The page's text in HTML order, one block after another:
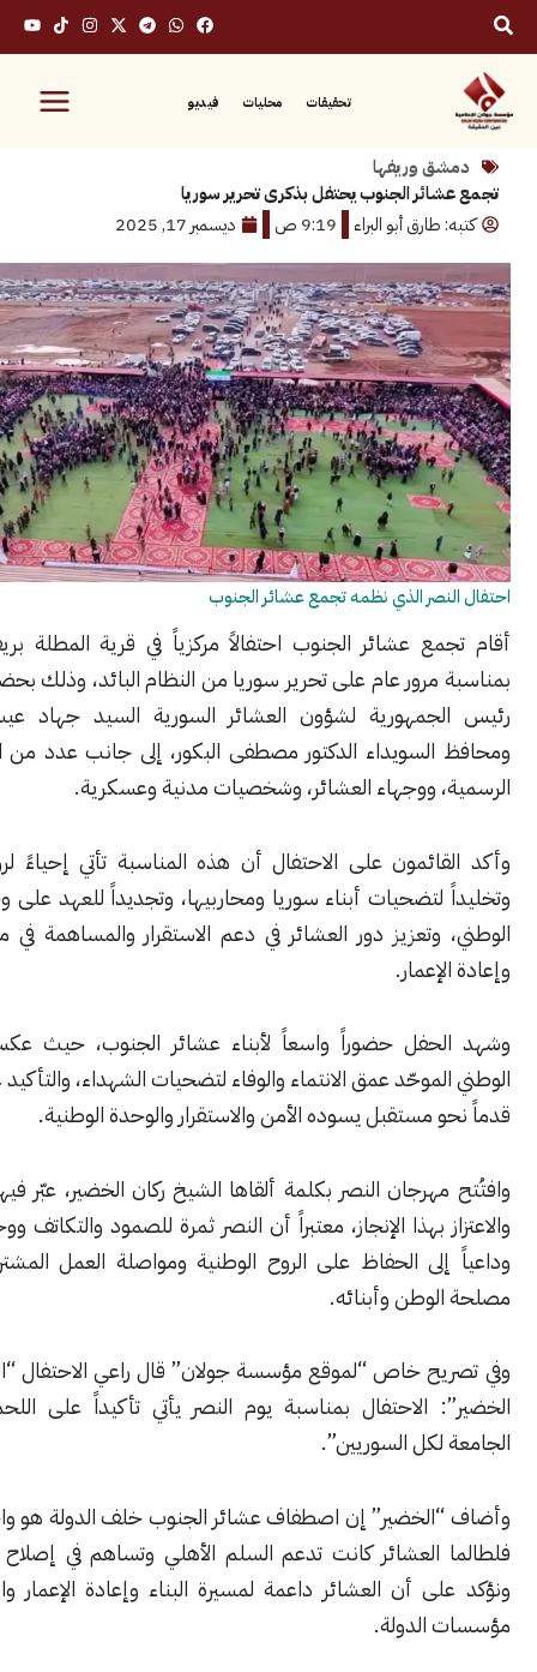
محليات فيديو
وريفها
الجنوب يحتفل بذكرى تحرير سوريا
أبو البراء
9:19 ص ديسمبر 17, 2025
الذي نظمه تجمع عشائر الجنوب
عشائر الجنوب احتفالاً مركزياً في قرية المطلة بريف دمشق،
مرور عام على تحرير سوريا من النظام البائد، وذلك بحضور مستشار
لشؤون العشائر السورية السيد جهاد عيسى الشيخ،
الدكتور مصطفى البكور، إلى جانب عدد من الشخصيات
ووجهاء العشائر، وشخصيات مدنية وعسكرية.
على الاحتفال أن هذه المناسبة تأتي إحياءً لروح الانتصار
لتضحيات أبناء سوريا ومحاربيها، وتجديداً للعهد على وحدة الصف
وتعزيز دور العشائر في دعم الاستقرار والمساهمة في مسيرة البناء
حضوراً واسعاً لأبناء عشائر الجنوب، حيث عكس المشهد
عمق الانتماء والوفاء لتضحيات الشهداء، والتأكيد على المضي
مستقبل يسوده الأمن والاستقرار والوحدة الوطنية.
النصر بكلمة ألقاها الشيخ ركان الخضير، عبّر فيها عن الفخر
بهذا الإنجاز، معتبراً أن النصر ثمرة للصمود والتكاتف ووحدة الصف،
الحفاظ على الروح الوطنية ومواصلة العمل المشترك لما فيه
وأبنائه.
خاص “لموقع مؤسسة جولان” قال راعي الاحتفال “الشيخ راكان
الاحتفال بمناسبة يوم النصر يأتي تأكيداً على اللحمة الوطنية
السوريين”.
إن اصطفاف عشائر الجنوب خلف الدولة هو واجب وطني،
العشائر كانت تدعم السلم الأهلي وتساهم في إصلاح ذات البين،
أن العشائر داعمة لمسيرة البناء وإعادة الإعمار وانخراطها في